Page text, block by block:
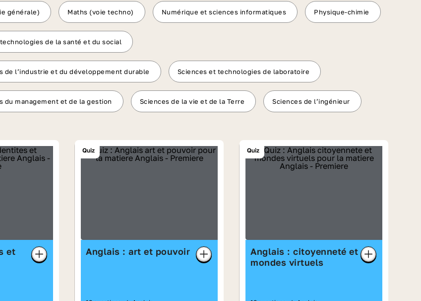
générale) Maths (voie techno) Numérique et sciences informatiques Physique-chimie
de la santé et du social
de l’industrie et du développement durable Sciences et technologies de laboratoire
du management et de la gestion Sciences de la vie et de la Terre Sciences de l’ingénieur
et
Quiz
Anglais : art et pouvoir
Quiz
Anglais : citoyenneté et
mondes virtuels